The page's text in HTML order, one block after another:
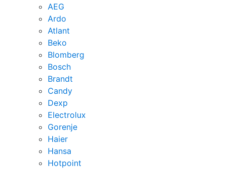
AEG
Ardo
Atlant
Beko
Blomberg
Bosch
Brandt
Candy
Dexp
Electrolux
Gorenje
Haier
Hansa
Hotpoint